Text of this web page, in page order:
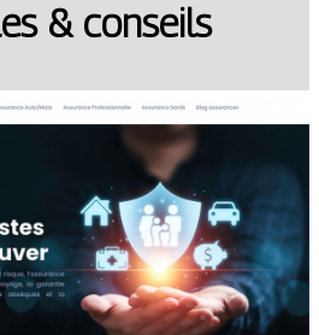
& conseils